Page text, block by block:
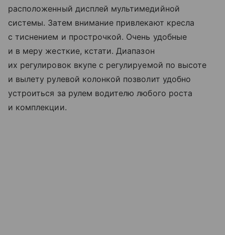
расположенный дисплей мультимедийной
системы. Затем внимание привлекают кресла
с тиснением и прострочкой. Очень удобные
и в меру жесткие, кстати. Диапазон
их регулировок вкупе с регулируемой по высоте
и вылету рулевой колонкой позволит удобно
устроиться за рулем водителю любого роста
и комплекции.